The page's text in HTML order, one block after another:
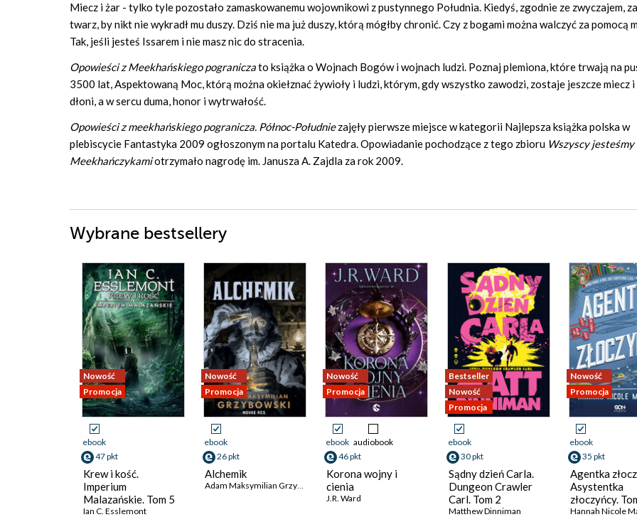
Miecz i żar - tylko tyle pozostało zamaskowanemu wojownikowi z pustynnego Południa. Kiedyś, zgodnie ze zwyczajem,
twarz, by nikt nie wykradł mu duszy. Dziś nie ma już duszy, którą mógłby chronić. Czy z bogami można walczyć za pomocą
Tak, jeśli jesteś Issarem i nie masz nic do stracenia.
Opowieści z Meekhańskiego pograniczato książka o Wojnach Bogów i wojnach ludzi. Poznaj plemiona, które trwają na
3500 lat, Aspektowaną Moc, którą można okiełznać żywioły i ludzi, którym, gdy wszystko zawodzi, zostaje jeszcze miecz
dłoni, a w sercu duma, honor i wytrwałość.
Opowieści z meekhańskiego pogranicza. Północ-Południezajęły pierwsze miejsce w kategorii Najlepsza książka polska w
plebiscycie Fantastyka 2009 ogłoszonym na portalu Katedra. Opowiadanie pochodzące z tego zbioru Wszyscy jesteśmy
Meekhańczykamiotrzymało nagrodę im. Janusza A. Zajdla za rok 2009.
Wybrane bestsellery
Nowość
Promocja
ebook
47 pkt
Krew i kość.
Imperium
Malazańskie. Tom 5
Ian C. Esslemont
Nowość
Promocja
ebook
26 pkt
Alchemik
Adam Maksymilian Grzybowski
Nowość
Promocja
ebook audiobook
46 pkt
Korona wojny i
cienia
J.R. Ward
Bestseller
Nowość
Promocja
ebook
30 pkt
Sądny dzień Carla.
Dungeon Crawler
Carl. Tom 2
Matthew Dinniman
Nowość
Promocja
ebook
35 pkt
Agentka
Asystentka
złoczyńcy.
Hannah Nicole